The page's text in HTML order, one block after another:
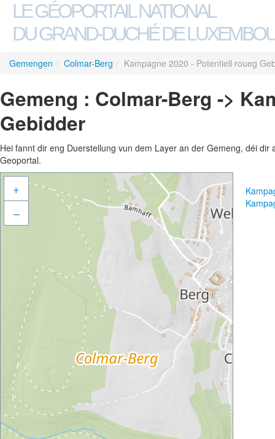
LE GÉOPORTAIL NATIONAL
DU GRAND-DUCHÉ DE
Gemengen / Colmar-Berg / Kampagne 2020 - Potentiell roueg
Gemeng : Colmar-Berg ->
Gebidder
Hei fannt dir eng Duerstellung vun dem Layer an der Gemeng, déi
Geoportal.
+
–